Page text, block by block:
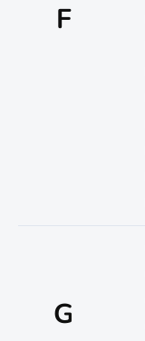
F
G